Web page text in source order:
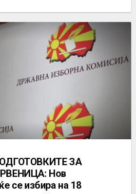
ЗА
Нов
се избира на 18